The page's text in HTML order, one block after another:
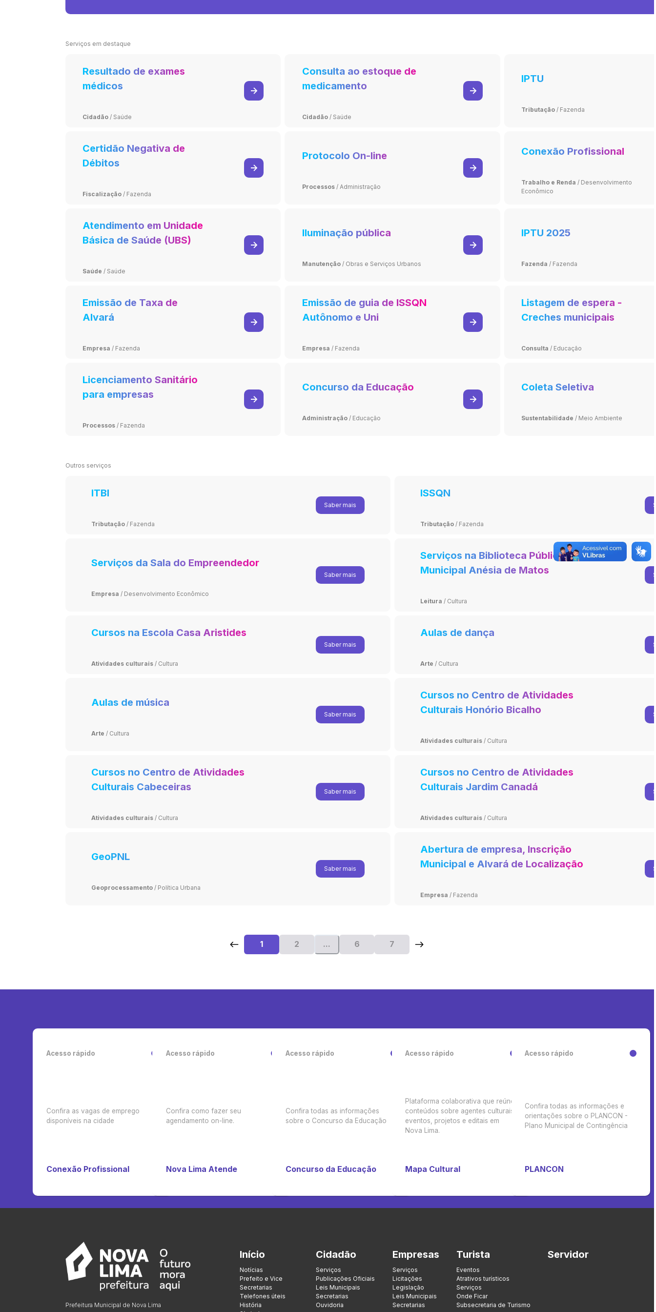
Serviços em destaque
Resultado de exames
médicos
Cidadão / Saúde
Consulta ao estoque de
medicamento
Cidadão/ Saúde
IPTU
Tributação/ Fazenda
Certidão Negativa de
Débitos
Fiscalização / Fazenda
Protocolo On-line
Processos/ Administração
Conexão Profissional
Trabalho e Renda / Desenvolvimento
Econômico
Atendimento em Unidade
Básica de Saúde (UBS)
Saúde / Saúde
Iluminação pública
Manutenção/ Obras e Serviços Urbanos
IPTU 2025
Fazenda / Fazenda
Emissão de Taxa de
Alvará
Empresa / Fazenda
Emissão de guia de ISSQN
Autônomo e Uni
Empresa / Fazenda
Listagem de espera -
Creches municipais
Consulta / Educação
Licenciamento Sanitário
para empresas
Processos / Fazenda
Concurso da Educação
Administração/ Educação
Coleta Seletiva
Sustentabilidade / Meio Ambiente
Outros serviços
ITBI
Tributação / Fazenda
Saber mais
ISSQN
Tributação / Fazenda
Serviços da Sala do Empreendedor
Empresa / Desenvolvimento Econômico
Saber mais
Serviços na Biblioteca Pública
Municipal Anésia de Matos
Leitura / Cultura
Cursos na Escola Casa Aristides
Atividades culturais / Cultura
Saber mais
Aulas de dança
Arte / Cultura
Aulas de música
Arte / Cultura
Saber mais
Cursos no Centro de Atividades
Culturais Honório Bicalho
Atividades culturais / Cultura
Cursos no Centro de Atividades
Culturais Cabeceiras
Atividades culturais / Cultura
Saber mais
Cursos no Centro de Atividades
Culturais Jardim Canadá
Atividades culturais / Cultura
GeoPNL
Geoprocessamento / Política Urbana
Saber mais
Abertura de empresa, Inscrição
Municipal e Alvará de Localização e
Empresa / Fazenda
1 2 ... 6 7
Acesso rápido
Confira as vagas de emprego
disponíveis na cidade
Conexão Profissional
Acesso rápido
Confira como fazer seu
agendamento on-line.
Nova Lima Atende
Acesso rápido
Confira todas as informações
sobre o Concurso da Educação
Concurso da Educação
Acesso rápido
Plataforma colaborativa que reúne
conteúdos sobre agentes culturais,
eventos, projetos e editais em
Nova Lima.
Mapa Cultural
Acesso rápido
Confira todas as informações e
orientações sobre o PLANCON -
Plano Municipal de Contingência
PLANCON
Prefeitura Municipal de Nova Lima
Início
Notícias
Prefeito e Vice
Secretarias
Telefones úteis
História
Cidadão
Serviços
Publicações Oficiais
Leis Municipais
Secretarias
Ouvidoria
Empresas
Serviços
Licitações
Legislação
Leis Municipais
Secretarias
Turista
Eventos
Atrativos turísticos
Serviços
Onde Ficar
Subsecretaria de Turismo
Servidor